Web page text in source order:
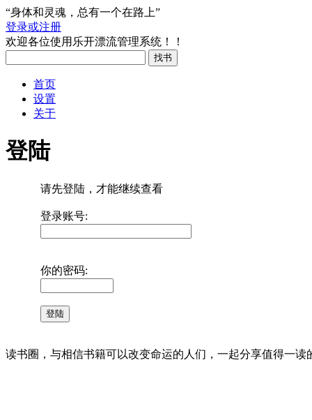
“身体和灵魂，总有一个在路上”
登录或注册
欢迎各位使用乐开漂流管理系统！！
首页
设置
关于
登陆
请先登陆，才能继续查看
登录账号:
你的密码:
读书圈，与相信书籍可以改变命运的人们，一起分享值得一读